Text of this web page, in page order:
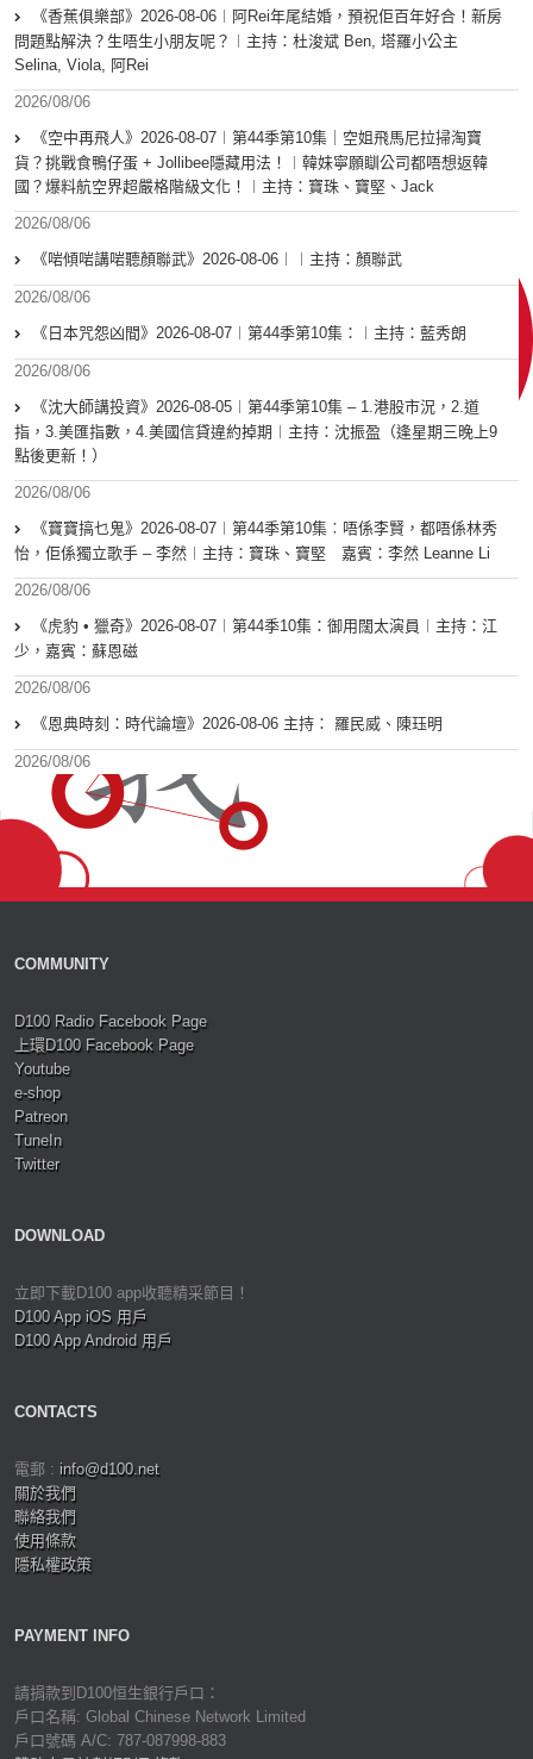
《香蕉俱樂部》2026-08-06︱阿Rei年尾結婚，預祝佢百年好合！新房
問題點解決？生唔生小朋友呢？︱主持：杜浚斌 Ben, 塔羅小公主
Selina, Viola, 阿Rei
2026/08/06
《空中再飛人》2026-08-07︱第44季第10集｜空姐飛馬尼拉掃淘寶
貨？挑戰食鴨仔蛋 + Jollibee隱藏用法！︱韓妹寧願瞓公司都唔想返韓
國？爆料航空界超嚴格階級文化！︱主持：寶珠、寶堅、Jack
2026/08/06
《啱傾啱講啱聽顏聯武》2026-08-06︱︱主持：顏聯武
2026/08/06
《日本咒怨凶間》2026-08-07︱第44季第10集：︱主持：藍秀朗
2026/08/06
《沈大師講投資》2026-08-05︱第44季第10集 – 1.港股市況，2.道
指，3.美匯指數，4.美國信貸違約掉期︱主持：沈振盈（逢星期三晚上9
點後更新！）
2026/08/06
《寶寶搞乜鬼》2026-08-07︱第44季第10集︰唔係李賢，都唔係林秀
怡，佢係獨立歌手 – 李然︱主持：寶珠、寶堅 嘉賓：李然 Leanne Li
2026/08/06
《虎豹 • 獵奇》2026-08-07︱第44季10集：御用闊太演員︱主持：江
少，嘉賓：蘇恩磁
2026/08/06
《恩典時刻：時代論壇》2026-08-06 主持： 羅民威、陳珏明
2026/08/06
COMMUNITY
D100 Radio Facebook Page
上環D100 Facebook Page
Youtube
e-shop
Patreon
TuneIn
Twitter
DOWNLOAD
立即下載D100 app收聽精采節目！
D100 App iOS 用戶
D100 App Android 用戶
CONTACTS
電郵 : info@d100.net
關於我們
聯絡我們
使用條款
隱私權政策
PAYMENT INFO
請捐款到D100恒生銀行戶口：
戶口名稱: Global Chinese Network Limited
戶口號碼 A/C: 787-087998-883